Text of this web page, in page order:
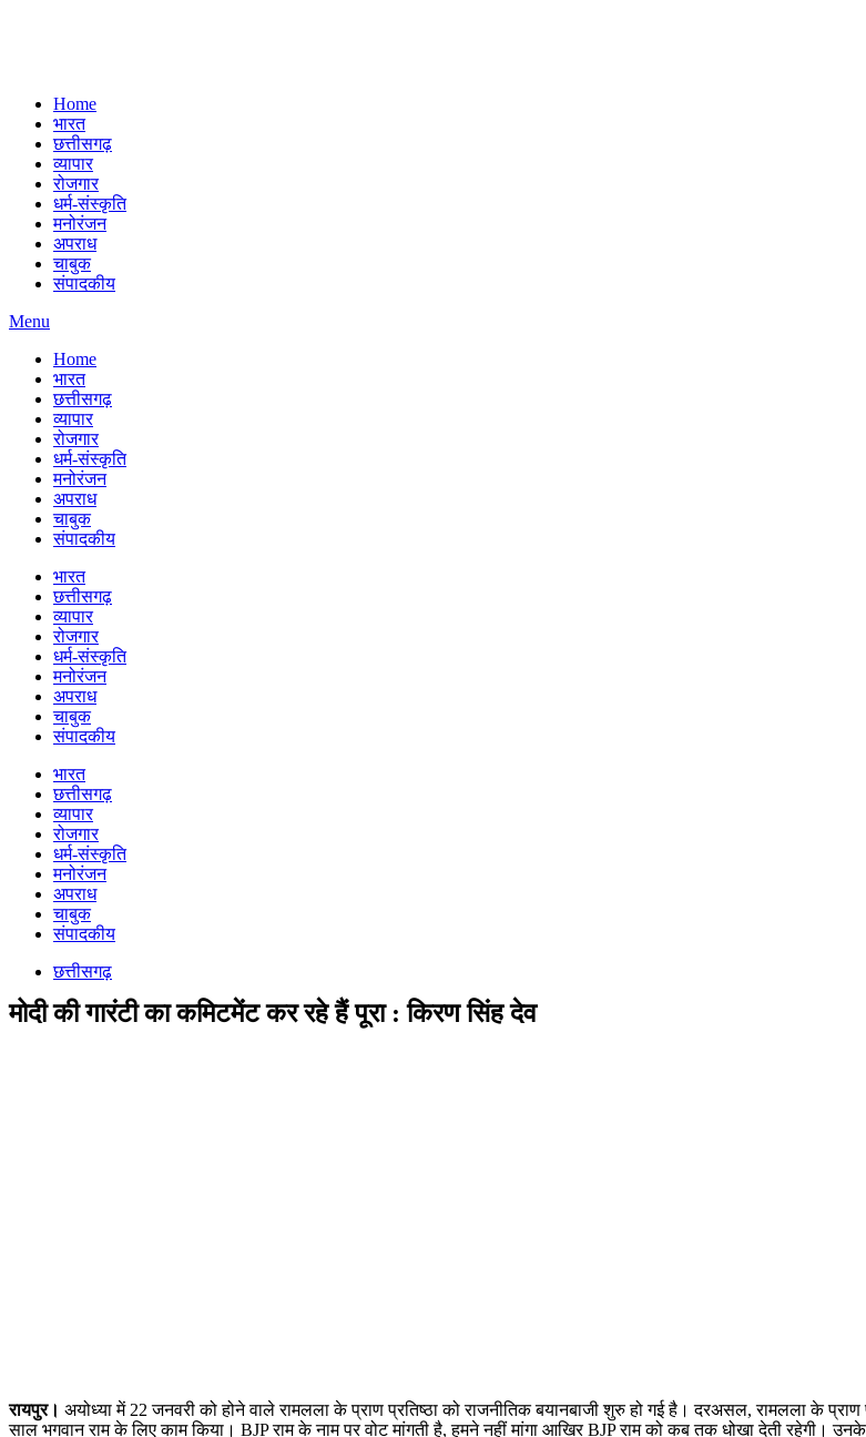
Home
भारत
छत्तीसगढ़
व्यापार
रोजगार
धर्म-संस्कृति
मनोरंजन
अपराध
चाबुक
संपादकीय
Menu
Home
भारत
छत्तीसगढ़
व्यापार
रोजगार
धर्म-संस्कृति
मनोरंजन
अपराध
चाबुक
संपादकीय
भारत
छत्तीसगढ़
व्यापार
रोजगार
धर्म-संस्कृति
मनोरंजन
अपराध
चाबुक
संपादकीय
भारत
छत्तीसगढ़
व्यापार
रोजगार
धर्म-संस्कृति
मनोरंजन
अपराध
चाबुक
संपादकीय
छत्तीसगढ़
मोदी की गारंटी का कमिटमेंट कर रहे हैं पूरा : किरण सिंह देव
रायपुर। अयोध्या में 22 जनवरी को होने वाले रामलला के प्राण प्रतिष्ठा को राजनीतिक बयानबाजी शुरु हो गई है। दरअसल, रामलला के
साल भगवान राम के लिए काम किया। BJP राम के नाम पर वोट मांगती है, हमने नहीं मांगा आखिर BJP राम को कब तक धोखा देती रहेगी।